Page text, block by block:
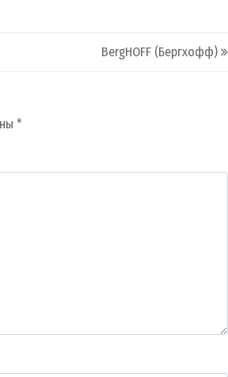
BergHOFF (Бергхофф)
*